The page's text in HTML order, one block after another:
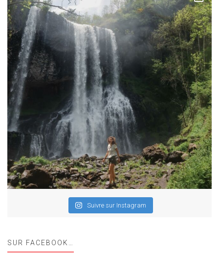
Suivre sur Instagram
SUR FACEBOOK…